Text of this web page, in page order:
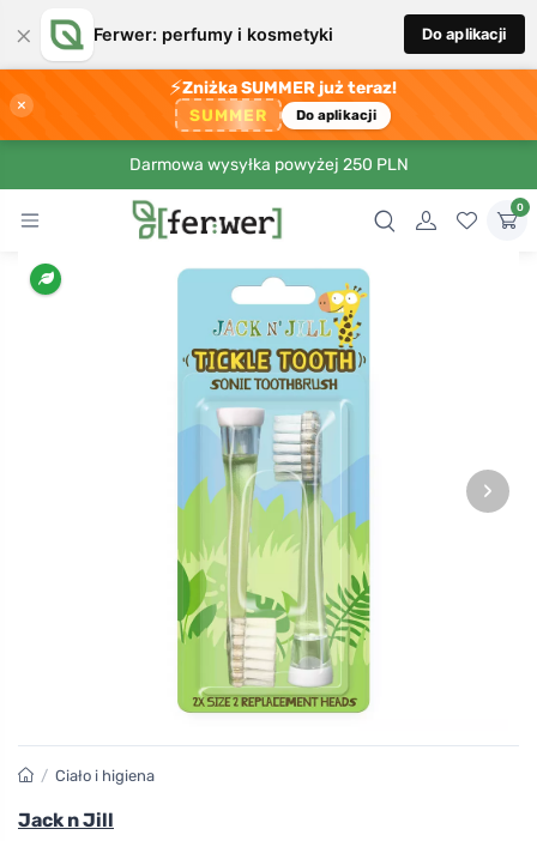
× Ferwer: perfumy i kosmetyki Do aplikacji
×
⚡Zniżka SUMMER już teraz!
SUMMER Do aplikacji
Darmowa wysyłka powyżej 250 PLN
0
›
/ Ciało i higiena
Jack n Jill